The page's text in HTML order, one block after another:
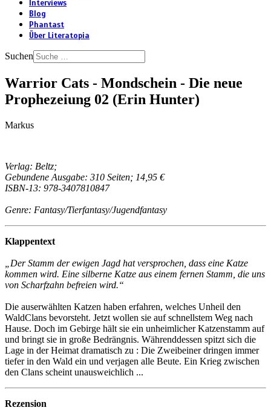
Interviews
Blog
Phantast
Über Literatopia
Suchen
Warrior Cats - Mondschein - Die neue
Prophezeiung 02 (Erin Hunter)
Markus
Verlag: Beltz;
Gebundene Ausgabe: 310 Seiten; 14,95 €
ISBN-13: 978-3407810847
Genre: Fantasy/Tierfantasy/Jugendfantasy
Klappentext
„Der Stamm der ewigen Jagd hat versprochen, dass eine Katze
kommen wird. Eine silberne Katze aus einem fernen Stamm, die uns
von Scharfzahn befreien wird.“
Die auserwählten Katzen haben erfahren, welches Unheil den
WaldClans bevorsteht. Jetzt wollen sie auf schnellstem Weg nach
Hause. Doch im Gebirge hält sie ein unheimlicher Katzenstamm auf
und bringt sie in große Bedrängnis. Währenddessen spitzt sich die
Lage in der Heimat dramatisch zu : Die Zweibeiner dringen immer
tiefer in den Wald ein und verjagen alle Beute. Ein Krieg zwischen
den Clans scheint unausweichlich ...
Rezension